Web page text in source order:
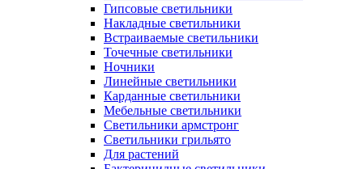
Гипсовые светильники
Накладные светильники
Встраиваемые светильники
Точечные светильники
Ночники
Линейные светильники
Карданные светильники
Мебельные светильники
Светильники армстронг
Светильники грильято
Для растений